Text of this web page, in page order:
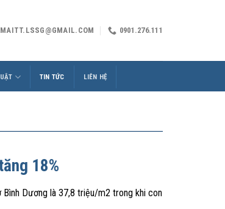
MAITT.LSSG@GMAIL.COM 0901.276.111
TIN TỨC LIÊN HỆ
18%
Dương là 37,8 triệu/m2 trong khi con